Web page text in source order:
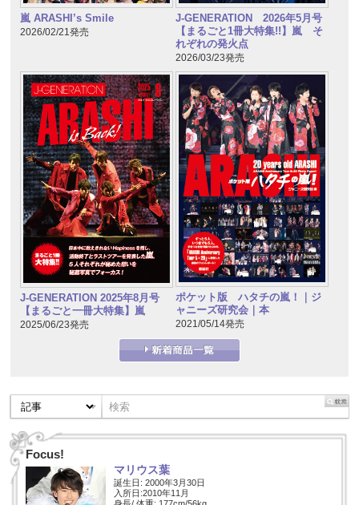
嵐 ARASHI’s Smile
2026/02/21発売
J-GENERATION 2026年5月号
【まるごと1冊大特集!!】嵐 そ
れぞれの発火点
2026/03/23発売
J-GENERATION 2025年8月号
【まるごと一冊大特集】嵐
2025/06/23発売
ポケット版 ハタチの嵐！｜ジ
ャニーズ研究会｜本
2021/05/14発売
Focus!
マリウス葉
誕生日: 2000年3月30日
入所日:2010年11月